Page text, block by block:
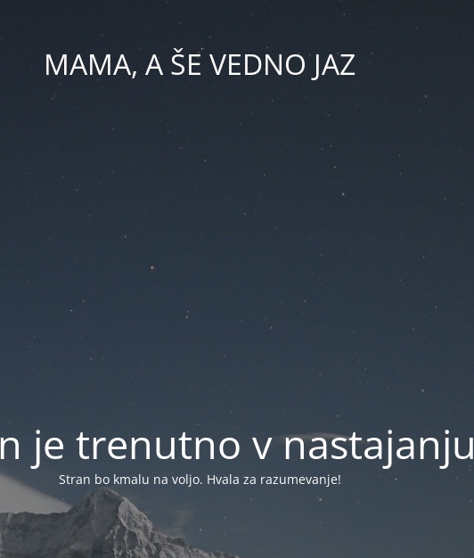
MAMA, A ŠE VEDNO JAZ
je trenutno v nastajanju
Stran bo kmalu na voljo. Hvala za razumevanje!